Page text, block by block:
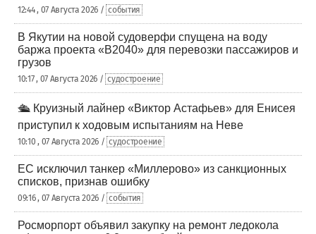
12:44 , 07 Августа 2026 / события
В Якутии на новой судоверфи спущена на воду
баржа проекта «В2040» для перевозки пассажиров и
грузов
10:17 , 07 Августа 2026 / судостроение
🛳️ Круизный лайнер «Виктор Астафьев» для Енисея
приступил к ходовым испытаниям на Неве
10:10 , 07 Августа 2026 / судостроение
ЕС исключил танкер «Миллерово» из санкционных
списков, признав ошибку
09:16 , 07 Августа 2026 / события
Росморпорт объявил закупку на ремонт ледокола